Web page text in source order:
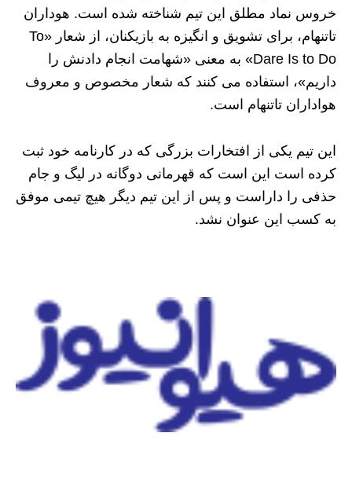
خروس نماد مطلق این تیم شناخته شده است. هوداران
تاتنهام، برای تشویق و انگیزه به بازیکنان، از شعار «To
Dare Is to Do» به معنی «شهامت انجام دادنش را
داریم»، استفاده می کنند که شعار مخصوص و معروف
هواداران تاتنهام است.
این تیم یکی از افتخارات بزرگی که در کارنامه خود ثبت
کرده است این است که قهرمانی دوگانه در لیگ و جام
حذفی را داراست و پس از این تیم دیگر هیچ تیمی موفق
به کسب این عنوان نشد.